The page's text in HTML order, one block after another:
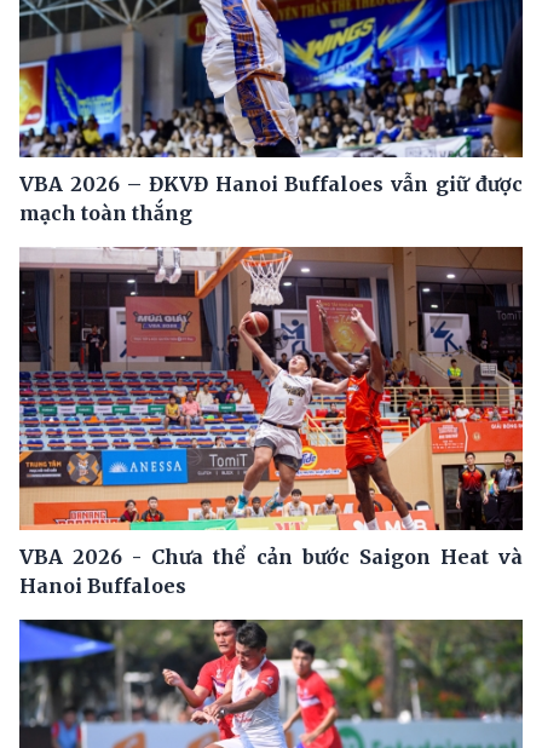
VBA 2026 – ĐKVĐ Hanoi Buffaloes vẫn giữ được
mạch toàn thắng
VBA 2026 - Chưa thể cản bước Saigon Heat và
Hanoi Buffaloes